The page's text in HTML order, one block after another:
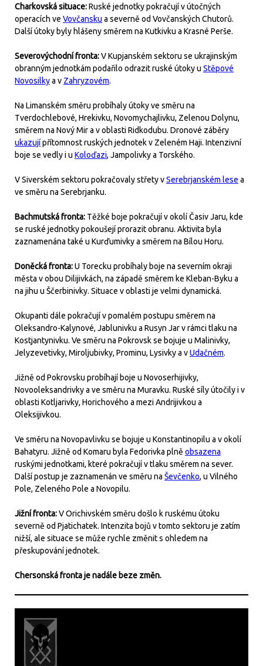
Charkovská situace:Ruské jednotky pokračují v útočných
operacích ve Vovčansku a severně od Vovčanských Chutorů.
Další útoky byly hlášeny směrem na Kutkivku a Krasné Perše.
Severovýchodní fronta:V Kupjanském sektoru se ukrajinským
obranným jednotkám podařilo odrazit ruské útoky u Stěpové
Novosilkya v Zahryzovém.
Na Limanském směru probíhaly útoky ve směru na
Tverdochlebové, Hrekivku, Novomychajlivku, Zelenou Dolynu,
směrem na Nový Mir a v oblasti Ridkodubu. Dronové záběry
ukazujípřítomnost ruských jednotek v Zeleném Haji. Intenzivní
boje se vedly i u Koloďazi, Jampolivky a Torského.
V Siverském sektoru pokračovaly střety vSerebrjanském lese a
ve směru na Serebrjanku.
Bachmutská fronta: Těžké boje pokračují v okolí Časiv Jaru, kde
se ruské jednotky pokoušejí prorazit obranu. Aktivita byla
zaznamenána také u Kurďumivky a směrem na Bílou Horu.
Doněcká fronta:U Torecku probíhaly boje na severním okraji
města v obou Dilijivkách, na západě směrem ke Kleban-Byku a
na jihu u Ščerbinivky. Situace v oblasti je velmi dynamická.
Okupanti dále pokračují v pomalém postupu směrem na
Oleksandro-Kalynové, Jablunivku a Rusyn Jar v rámci tlaku na
Kostjantynivku. Ve směru na Pokrovsk se bojuje u Malinivky,
Jelyzevetivky, Miroljubivky, Prominu, Lysivky a vUdačném.
Jižně od Pokrovsku probíhají boje u Novoserhijivky,
Novooleksandrivky a ve směru na Muravku. Ruské síly útočily i v
oblasti Kotljarivky, Horichového a mezi Andrijivkou a
Oleksijivkou.
Ve směru na Novopavlivku se bojuje u Konstantinopilu a v okolí
Bahatyru. Jižně od Komaru byla Fedorivka plně obsazena
ruskými jednotkami, které pokračují v tlaku směrem na sever.
Další postup je zaznamenán ve směru na Ševčenko, u Vilného
Pole, Zeleného Pole a Novopilu.
Jižní fronta:V Orichivském směru došlo k ruskému útoku
severně od Pjatichatek. Intenzita bojů v tomto sektoru je zatím
nižší, ale situace se může rychle změnit s ohledem na
přeskupování jednotek.
Chersonská fronta je nadále beze změn.